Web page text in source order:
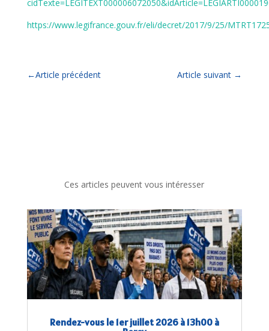
https://www.legifrance.gouv.fr/eli/decret/2017/9/25/
←Article précédent Article suivant →
Ces articles peuvent vous intéresser
Rendez-vous le 1er juillet 2026 à 13h00 à